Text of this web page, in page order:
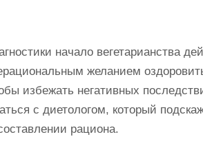
начало вегетарианства
желанием
избежать негативных
с диетологом, который
рациона.